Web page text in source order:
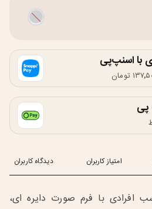
با اسنپ‌پی
پی
امتیاز کاربران دیدگاه کاربران
افرادی با فرم صورت دایره ای،